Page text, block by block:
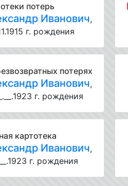
потерь
Иванович,
г. рождения
потерях
Иванович,
г. рождения
картотека
Иванович,
г. рождения